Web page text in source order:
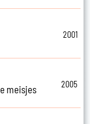
2001
meisjes
2005